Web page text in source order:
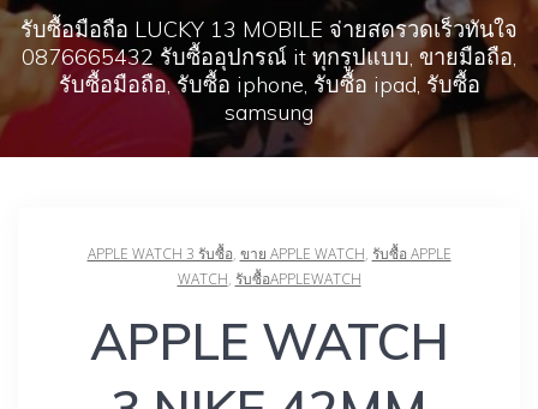
รับซื้อมือถือ LUCKY 13 MOBILE จ่ายสดรวดเร็วทันใจ
0876665432 รับซื้ออุปกรณ์ it ทุกรูปแบบ, ขายมือถือ,
รับซื้อมือถือ, รับซื้อ iphone, รับซื้อ ipad, รับซื้อ
samsung
APPLE WATCH 3 รับซื้อ, ขาย APPLE WATCH, รับซื้อ APPLE
WATCH, รับซื้อAPPLEWATCH
APPLE WATCH